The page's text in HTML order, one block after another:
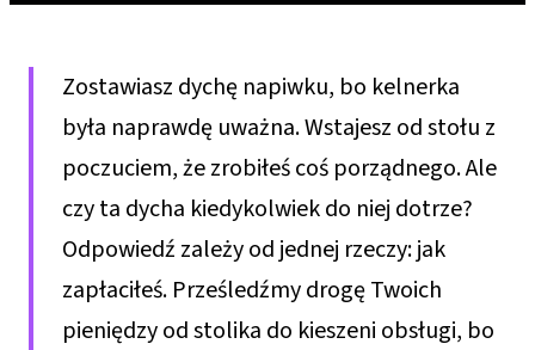
Zostawiasz dychę napiwku, bo kelnerka
była naprawdę uważna. Wstajesz od stołu z
poczuciem, że zrobiłeś coś porządnego. Ale
czy ta dycha kiedykolwiek do niej dotrze?
Odpowiedź zależy od jednej rzeczy: jak
zapłaciłeś. Prześledźmy drogę Twoich
pieniędzy od stolika do kieszeni obsługi, bo